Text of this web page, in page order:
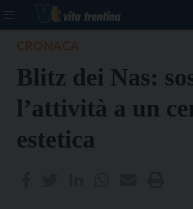
Blitz dei Nas:
l’attività a un
estetica